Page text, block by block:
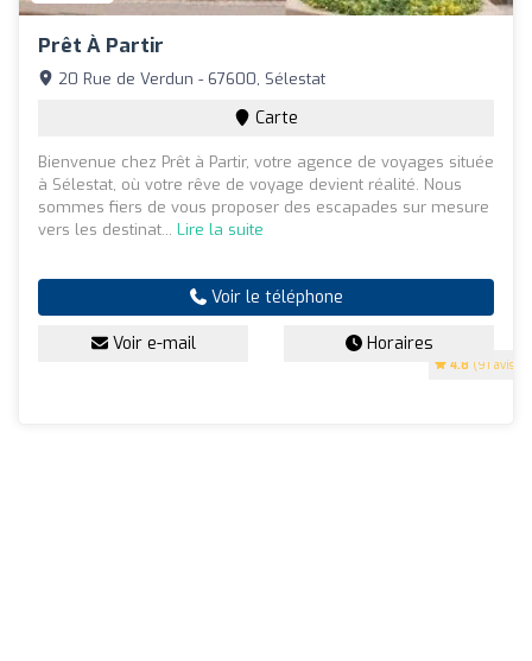
Prêt À Partir
4.8 (91 avis)
20 Rue de Verdun - 67600, Sélestat
Carte
Bienvenue chez Prêt à Partir, votre agence de voyages située
à Sélestat, où votre rêve de voyage devient réalité. Nous
sommes fiers de vous proposer des escapades sur mesure
vers les destinat... Lire la suite
Voir le téléphone
Voir e-mail Horaires